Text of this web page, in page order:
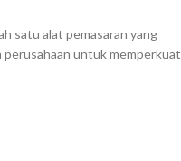
satu alat pemasaran yang
perusahaan untuk memperkuat